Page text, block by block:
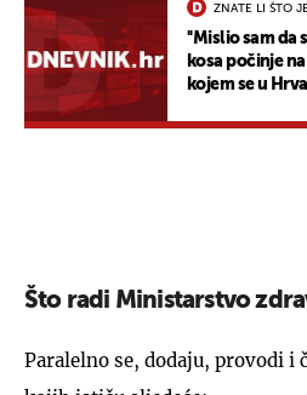
ZNATE LI ŠTO
''Mislio sam da
kosa počinje
kojem se u
Što radi Ministarstvo
Paralelno se, dodaju, provodi